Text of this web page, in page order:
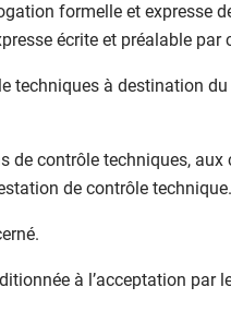
formelle et expresse
écrite et préalable par
techniques à destination
de contrôle techniques,
de contrôle technique.
à l’acceptation par